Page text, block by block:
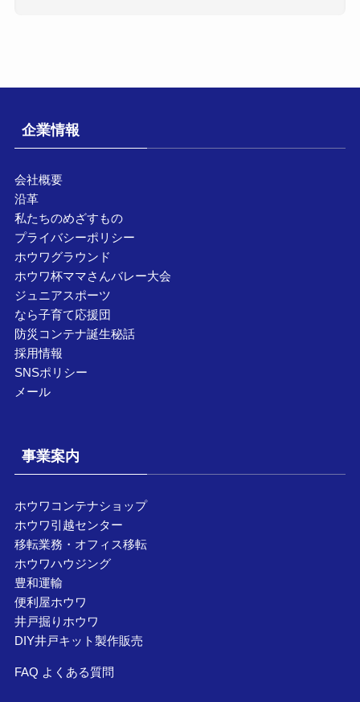
企業情報
会社概要
沿革
私たちのめざすもの
プライバシーポリシー
ホウワグラウンド
ホウワ杯ママさんバレー大会
ジュニアスポーツ
なら子育て応援団
防災コンテナ誕生秘話
採用情報
SNSポリシー
メール
事業案内
ホウワコンテナショップ
ホウワ引越センター
移転業務・オフィス移転
ホウワハウジング
豊和運輸
便利屋ホウワ
井戸掘りホウワ
DIY井戸キット製作販売
FAQ よくある質問